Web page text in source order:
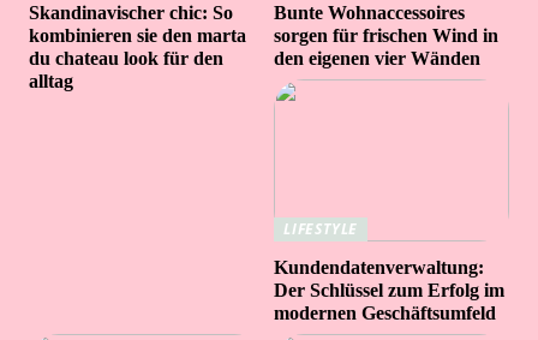
Skandinavischer chic: So
kombinieren sie den marta
du chateau look für den
alltag
Bunte Wohnaccessoires
sorgen für frischen Wind in
den eigenen vier Wänden
LIFESTYLE
Kundendatenverwaltung:
Der Schlüssel zum Erfolg im
modernen Geschäftsumfeld